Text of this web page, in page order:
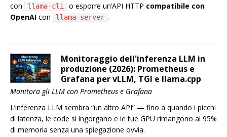
con
llama-cli o esporre un’API HTTP compatibile con
OpenAI con llama-server .
Monitoraggio dell'inferenza LLM in
produzione (2026): Prometheus e
Grafana per vLLM, TGI e llama.cpp
Monitora gli LLM con Prometheus e Grafana
L’inferenza LLM sembra “un altro API” — fino a quando i picchi
di latenza, le code si ingorgano e le tue GPU rimangono al 95%
di memoria senza una spiegazione ovvia.